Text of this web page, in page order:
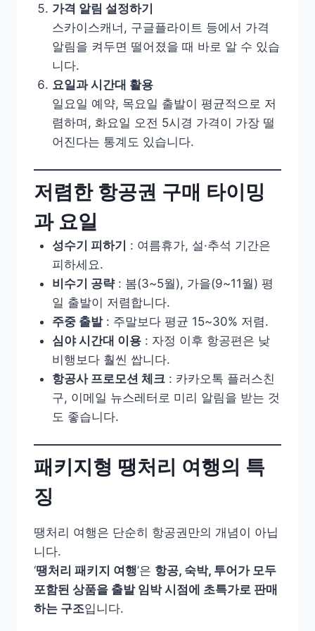
가격 알림 설정하기
스카이스캐너, 구글플라이트 등에서 가격
알림을 켜두면 떨어졌을 때 바로 알 수 있습
니다.
요일과 시간대 활용
일요일 예약, 목요일 출발이 평균적으로 저
렴하며, 화요일 오전 5시경 가격이 가장 떨
어진다는 통계도 있습니다.
저렴한 항공권 구매 타이밍
과 요일
성수기 피하기 : 여름휴가, 설·추석 기간은
피하세요.
비수기 공략: 봄(3~5월), 가을(9~11월) 평
일 출발이 저렴합니다.
주중 출발: 주말보다 평균 15~30% 저렴.
심야 시간대 이용: 자정 이후 항공편은 낮
비행보다 훨씬 쌉니다.
항공사 프로모션 체크: 카카오톡 플러스친
구, 이메일 뉴스레터로 미리 알림을 받는 것
도 좋습니다.
패키지형 땡처리 여행의 특
징
땡처리 여행은 단순히 항공권만의 개념이 아닙
니다.
‘땡처리 패키지 여행’은 항공, 숙박, 투어가 모두
포함된 상품을 출발 임박 시점에 초특가로 판매
하는 구조입니다.